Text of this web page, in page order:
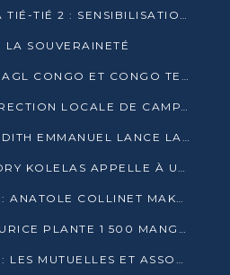
DROITS DES FEMMES À TIÉ-TIÉ 2 : SENSIBILISATION ET PÉDAGOGIE SUR LE DROIT DE VOTE
SOUVERAINETÉ
DROITS DES FEMMES : AGL CONGO ET CONGO TERMINAL METTENT EN AVANT LE LEADERSHIP FÉMININ
GOMA TSÉ-TSÉ : LA DIRECTION LOCALE DE CAMPAGNE INTENSIFIE LA SENSIBILISATION DANS LES VILLAGES
MAKOUA : DELPHINE ÉDITH EMMANUEL LANCE LA CAMPAGNE POUR DENIS SASSOU-N’GUESSO
À MAKÉLÉKÉLÉ 1, LANDRY KOLELAS APPELLE À UNE MOBILISATION MASSIVE EN FAVEUR DE DENIS SASSOU-N’GUESSO
PRÉSIDENTIELLE 2026 : ANATOLE COLLINET MAKOSSO DÉFEND LE PROJET DE SOCIÉTÉ DE DENIS SASSOU NGUESSO
ENVIRONNEMENT : MAURICE PLANTE 1 500 MANGROVES POUR HONORER WANGARI MAATHAI
PRÉSIDENTIELLE 2026 : LES MUTUELLES ET ASSOCIATIONS S’IMPLIQUENT DANS LA CAMPAGNE ÉLECTORALE À TIÉ-TIÉ 2 (POINTE-NOIRE)